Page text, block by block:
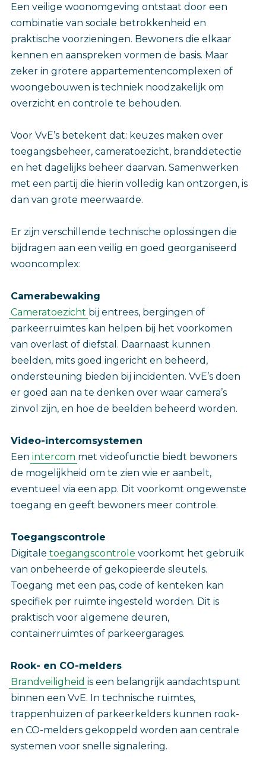
‎Een veilige woonomgeving ontstaat door een
combinatie van sociale betrokkenheid en
praktische voorzieningen. Bewoners die elkaar
kennen en aanspreken vormen de basis. Maar
zeker in grotere appartementencomplexen of
woongebouwen is techniek noodzakelijk om
overzicht en controle te behouden.
Voor VvE’s betekent dat: keuzes maken over
toegangsbeheer, cameratoezicht, branddetectie
en het dagelijks beheer daarvan. Samenwerken
met een partij die hierin volledig kan ontzorgen, is
dan van grote meerwaarde.
Er zijn verschillende technische oplossingen die
bijdragen aan een veilig en goed georganiseerd
wooncomplex:
Camerabewaking
Cameratoezicht bij entrees, bergingen of
parkeerruimtes kan helpen bij het voorkomen
van overlast of diefstal. Daarnaast kunnen
beelden, mits goed ingericht en beheerd,
ondersteuning bieden bij incidenten. VvE’s doen
er goed aan na te denken over waar camera’s
zinvol zijn, en hoe de beelden beheerd worden.
Video-intercomsystemen
Een intercom met videofunctie biedt bewoners
de mogelijkheid om te zien wie er aanbelt,
eventueel via een app. Dit voorkomt ongewenste
toegang en geeft bewoners meer controle.
Toegangscontrole
Digitale toegangscontrole voorkomt het gebruik
van onbeheerde of gekopieerde sleutels.
Toegang met een pas, code of kenteken kan
specifiek per ruimte ingesteld worden. Dit is
praktisch voor algemene deuren,
containerruimtes of parkeergarages.
Rook- en CO-melders
Brandveiligheid is een belangrijk aandachtspunt
binnen een VvE. In technische ruimtes,
trappenhuizen of parkeerkelders kunnen rook-
en CO-melders gekoppeld worden aan centrale
systemen voor snelle signalering.